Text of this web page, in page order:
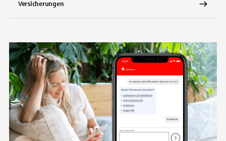
Versicherungen